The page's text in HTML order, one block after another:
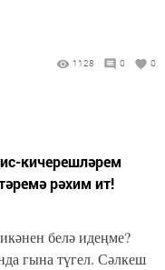
1128 0 0
кичерешләрем
рәхим ит!
белә идеңме?
гына түгел. Сәлкеш